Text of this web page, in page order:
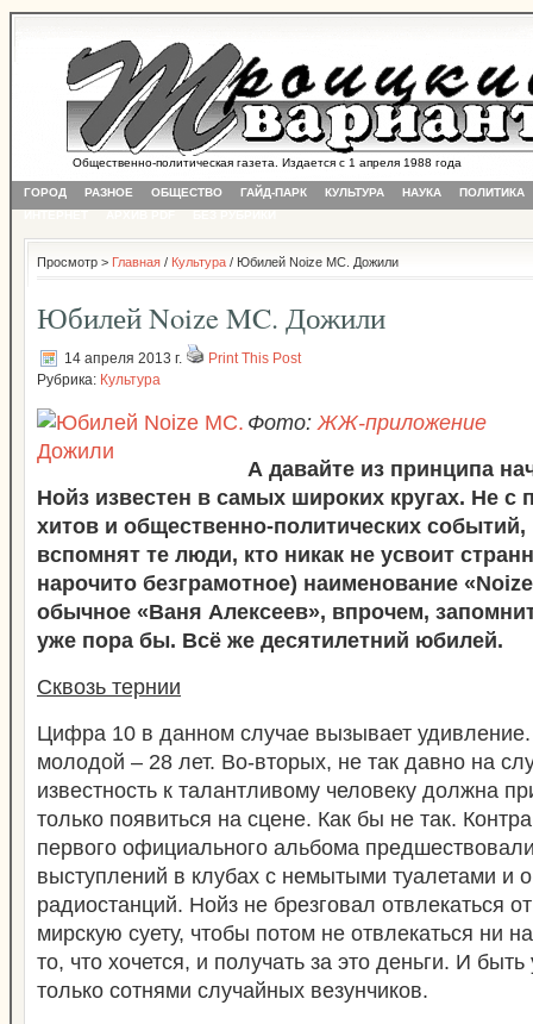
Общественно-политическая газета. Издается с 1 апреля 1988 года
ГОРОД РАЗНОЕ ОБЩЕСТВО ГАЙД-ПАРК КУЛЬТУРА НАУКА
ПОЛИТИКА
Просмотр > Главная / Культура / Юбилей Noize MC. Дожили
Юбилей Noize MC. Дожили
14 апреля 2013 г.
Print This Post
Рубрика: Культура
Фото:ЖЖ-приложение
А давайте из принципа
Нойз известен в самых широких кругах. Не с
хитов и общественно-политических
вспомнят те люди, кто никак не усвоит
нарочито безграмотное) наименование
обычное «Ваня Алексеев», впрочем,
уже пора бы. Всё же десятилетний юбилей.
Сквозь тернии
Цифра 10 в данном случае вызывает
молодой – 28 лет. Во-вторых, не так давно на
известность к талантливому человеку должна
только появиться на сцене. Как бы не так.
первого официального альбома
выступлений в клубах с немытыми туалетами и
радиостанций. Нойз не брезговал отвлекаться
мирскую суету, чтобы потом не отвлекаться ни
то, что хочется, и получать за это деньги. И
только сотнями случайных везунчиков.